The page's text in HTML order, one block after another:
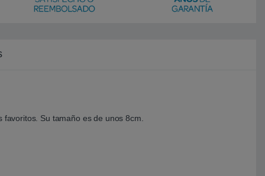
Su tamaño es de unos 8cm.